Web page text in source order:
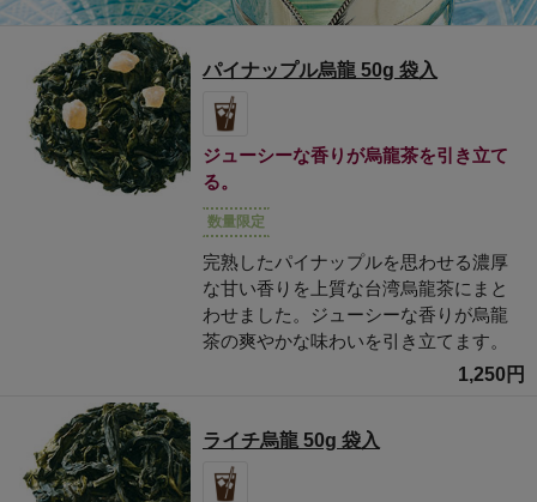
パイナップル烏龍 50g 袋入
ジューシーな香りが烏龍茶を引き立て
る。
数量限定
完熟したパイナップルを思わせる濃厚
な甘い香りを上質な台湾烏龍茶にまと
わせました。ジューシーな香りが烏龍
茶の爽やかな味わいを引き立てます。
1,250円
ライチ烏龍 50g 袋入